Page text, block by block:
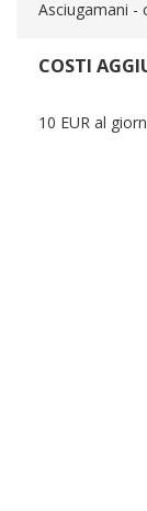
Asciugamani -
COSTI
10 EUR al